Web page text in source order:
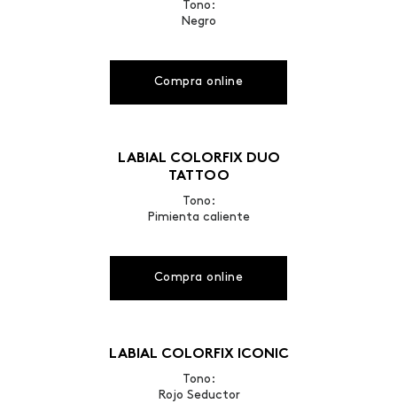
Tono:
Negro
Compra online
LABIAL COLORFIX DUO
TATTOO
Tono:
Pimienta caliente
Compra online
LABIAL COLORFIX ICONIC
Tono:
Rojo Seductor